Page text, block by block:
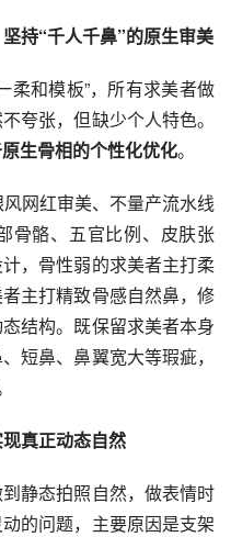
持“千人千鼻”的原生审美
柔和模板”，所有求美者做
夸张，但缺少个人特色。
生骨相的个性化优化。
网红审美、不量产流水线
骨骼、五官比例、皮肤张
，骨性弱的求美者主打柔
主打精致骨感自然鼻，修
结构。既保留求美者本身
短鼻、鼻翼宽大等瑕疵，
真正动态自然
静态拍照自然，做表情时
的问题，主要原因是支架